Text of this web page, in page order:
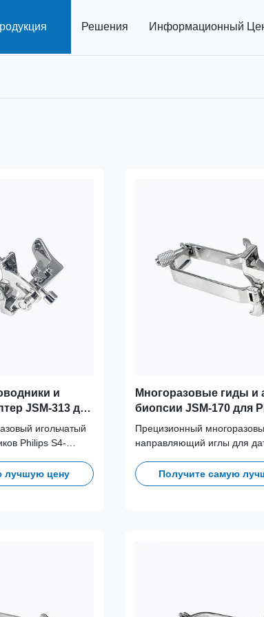
Решения Информационный
и
JSM-313 для
игольчатый
Philips S4-
выдерживает
что
лучшую цену
Многоразовые гиды и
биопсии JSM-170 для
((CX30, SPARQ,
Прецизионный
направляющий иглы для
Изготовлен из
стали 316L, выдерживает
Получите самую